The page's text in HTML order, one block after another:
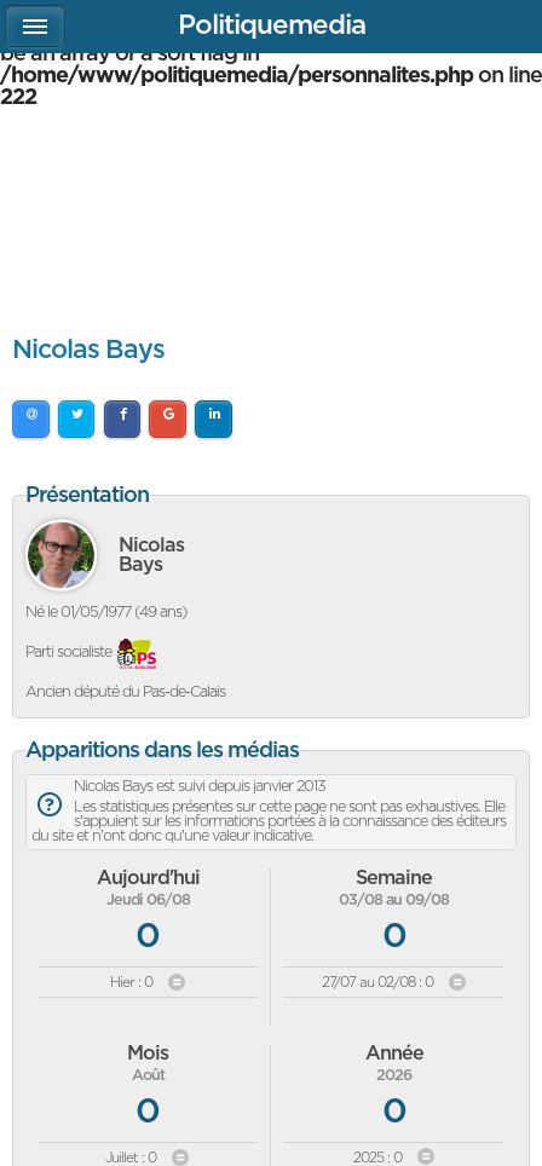
Warning
: array_multisort(): Argument #1 is expected to
be an array or a sort flag in
/home/www/politiquemedia/personnalites.phpon line
222
Nicolas Bays
Présentation
Nicolas
Bays
Né le 01/05/1977 (49 ans)
Parti socialiste
Ancien député du Pas-de-Calais
Apparitions dans les médias
Nicolas Bays est suivi depuis janvier 2013
Les statistiques présentes sur cette page ne sont pas exhaustives. Elle
s'appuient sur les informations portées à la connaissance des éditeurs
du site et n'ont donc qu'une valeur indicative.
Aujourd'hui
Jeudi 06/08
0
Hier : 0
Semaine
03/08 au 09/08
0
27/07 au 02/08 : 0
Mois
Août
0
Juillet : 0
Année
2026
0
2025 : 0
Politiquemedia